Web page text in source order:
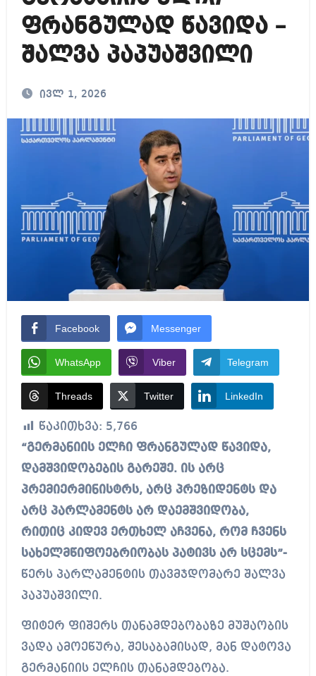
ფრანგულად წავიდა –
შალვა პაპუაშვილი
ივლ 1, 2026
Facebook Messenger
WhatsApp Viber Telegram
Threads Twitter LinkedIn
წაკითხვა: 5,766
“გერმანიის ელჩი ფრანგულად წავიდა,
დამშვიდობების გარეშე. ის არც
პრემიერმინისტრს, არც პრეზიდენტს და
არც პარლამენტს არ დაემშვიდობა,
რითიც კიდევ ერთხელ აჩვენა, რომ ჩვენს
სახელმწიფოებრიობას პატივს არ სცემს”-
წერს პარლამენტის თავმჯდომარე შალვა
პაპუაშვილი.
ფიტერ ფიშერს თანამდებობაზე მუშაობის
ვადა ამოეწურა, შესაბამისად, მან დატოვა
გერმანიის ელჩის თანამდებობა.